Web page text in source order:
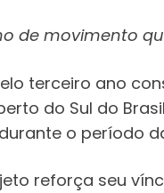
de movimento
terceiro ano
do Sul do
o período
reforça seu